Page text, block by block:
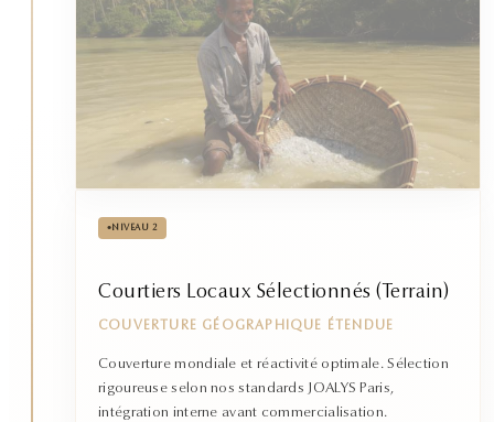
• NIVEAU 2
Courtiers Locaux Sélectionnés (Terrain)
COUVERTURE GÉOGRAPHIQUE ÉTENDUE
Couverture mondiale et réactivité optimale. Sélection
rigoureuse selon nos standards JOALYS Paris,
intégration interne avant commercialisation.